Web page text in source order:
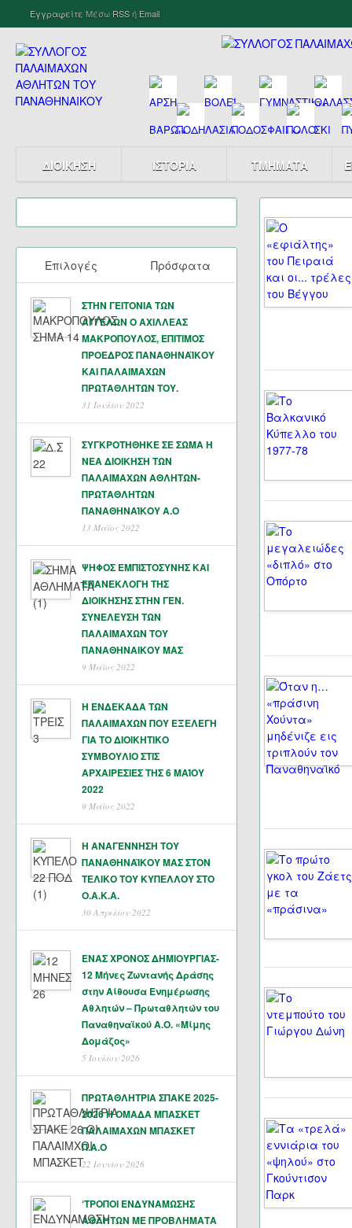
Εγγραφείτε Μέσω RSSή Email
ΔΙΟΙΚΗΣΗ ΙΣΤΟΡΙΑ ΤΜΗΜΑΤΑ
Επιλογές Πρόσφατα
ΣΤΗΝ ΓΕΙΤΟΝΙΑ ΤΩΝ
ΑΓΓΕΛΩΝ Ο ΑΧΙΛΛΕΑΣ
ΜΑΚΡΟΠΟΥΛΟΣ, ΕΠΙΤΙΜΟΣ
ΠΡΟΕΔΡΟΣ ΠΑΝΑΘΗΝΑΪΚΟΥ
ΚΑΙ ΠΑΛΑΙΜΑΧΩΝ
ΠΡΩΤΑΘΛΗΤΏΝ ΤΟΥ.
31 Ιουλίου 2022
ΣΥΓΚΡΟΤΗΘΗΚΕ ΣΕ ΣΩΜΑ Η
ΝΕΑ ΔΙΟΙΚΗΣΗ ΤΩΝ
ΠΑΛΑΙΜΑΧΩΝ ΑΘΛΗΤΩΝ-
ΠΡΩΤΑΘΛΗΤΩΝ
ΠΑΝΑΘΗΝΑΊΚΟΥ Α.Ο
13 Μάϊος 2022
ΨΗΦΟΣ ΕΜΠΙΣΤΟΣΥΝΗΣ ΚΑΙ
ΕΠΑΝΕΚΛΟΓΗ ΤΗΣ
ΔΙΟΙΚΗΣΗΣ ΣΤΗΝ ΓΕΝ.
ΣΥΝΕΛΕΥΣΗ ΤΩΝ
ΠΑΛΑΙΜΑΧΩΝ ΤΟΥ
ΠΑΝΑΘΗΝΑΙΚΟΥ ΜΑΣ
9 Μάϊος 2022
Η ΕΝΔΕΚΑΔΑ ΤΩΝ
ΠΑΛΑΙΜΑΧΩΝ ΠΟΥ ΕΞΕΛΕΓΗ
ΓΙΑ ΤΟ ΔΙΟΙΚΗΤΙΚΟ
ΣΥΜΒΟΥΛΙΟ ΣΤΙΣ
ΑΡΧΑΙΡΕΣΙΕΣ ΤΗΣ 6 ΜΑΊΟΥ
2022
9 Μάϊος 2022
Η ΑΝΑΓΕΝΝΗΣΗ ΤΟΥ
ΠΑΝΑΘΗΝΑΪΚΟΥ ΜΑΣ ΣΤΟΝ
ΤΕΛΙΚΟ ΤΟΥ ΚΥΠΕΛΛΟΥ ΣΤΟ
Ο.Α.Κ.Α.
30 Απριλίου 2022
ΕΝΑΣ ΧΡΟΝΟΣ ΔΗΜΙΟΥΡΓΙΑΣ-
12 Μήνες Ζωντανής Δράσης
στην Αίθουσα Ενημέρωσης
Αθλητών – Πρωταθλητών του
Παναθηναϊκού Α.Ο. «Μίμης
Δομάζος»
5 Ιουλίου 2026
ΠΡΩΤΑΘΛΗΤΡΙΑ ΣΠΑΚΕ 2025-
2026 Η ΟΜΑΔΑ ΜΠΑΣΚΕΤ
ΠΑΛΑΙΜΑΧΩΝ ΜΠΑΣΚΕΤ
Π.Α.Ο
22 Ιουνίου 2026
‘ΤΡΟΠΟΙ ΕΝΔΥΝΑΜΩΣΗΣ
ΑΘΛΗΤΩΝ ΜΕ ΠΡΟΒΛΗΜΑΤΑ